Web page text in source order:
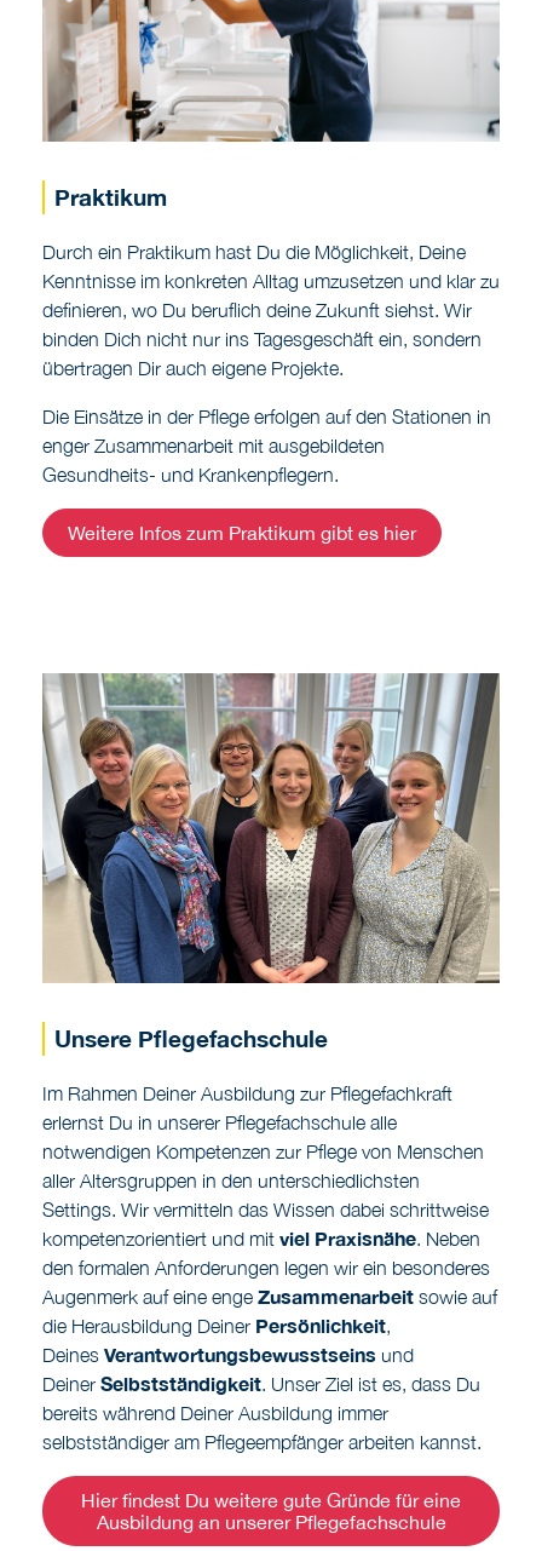
Praktikum
Kenntnisse im konkreten Alltag umzusetzen und klar zu
binden Dich nicht nur ins Tagesgeschäft ein, sondern
übertragen Dir auch eigene Projekte.
Die Einsätze in der Pflege erfolgen auf den Stationen in
enger Zusammenarbeit mit ausgebildeten
Weitere Infos zum Praktikum gibt es hier
Unsere Pflegefachschule
erlernst Du in unserer Pflegefachschule alle
aller Altersgruppen in den unterschiedlichsten
Settings. Wir vermitteln das Wissen dabei schrittweise
kompetenzorientiert und mitviel Praxisnähe. Neben
den formalen Anforderungen legen wir ein besonderes
Augenmerk auf eine engeZusammenarbeit sowie auf
die Herausbildung Deiner Persönlichkeit,
Deines Verantwortungsbewusstseinsund
Deiner Selbstständigkeit. Unser Ziel ist es, dass Du
bereits während Deiner Ausbildung immer
selbstständiger am Pflegeempfänger arbeiten kannst.
Hier findest Du weitere gute Gründe für eine
Ausbildung an unserer Pflegefachschule